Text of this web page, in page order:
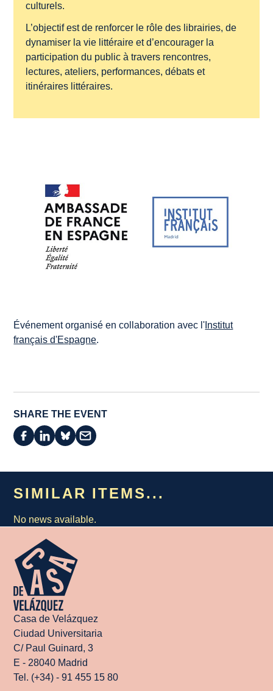
culturels.
L’objectif est de renforcer le rôle des librairies, de
dynamiser la vie littéraire et d’encourager la
participation du public à travers rencontres,
lectures, ateliers, performances, débats et
itinéraires littéraires.
Événement organisé en collaboration avec l' Institut
français d'Espagne.
SHARE THE EVENT
SIMILAR ITEMS...
No news available.
Casa de Velázquez
Ciudad Universitaria
C/ Paul Guinard, 3
E - 28040 Madrid
Tel. (+34) - 91 455 15 80